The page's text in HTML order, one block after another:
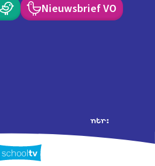
Nieuwsbrief VO